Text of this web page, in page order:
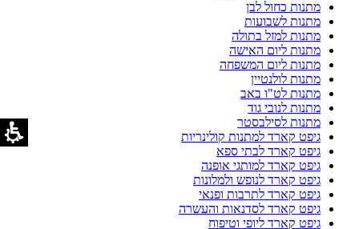
מתנות כחול לבן
מתנות לשבועות
מתנות למזל בתולה
מתנות ליום האישה
מתנות ליום המשפחה
מתנות לולנטיין
מתנות לט"ו באב
מתנות לנובי גוד
מתנות לסילבסטר
גיפט קארד למתנות קולינריות
גיפט קארד לבתי ספא
גיפט קארד למותגי אופנה
גיפט קארד לנופש ולמלונות
גיפט קארד לתרבות ופנאי
גיפט קארד לסדנאות והעשרה
גיפט קארד ליופי וטיפוח